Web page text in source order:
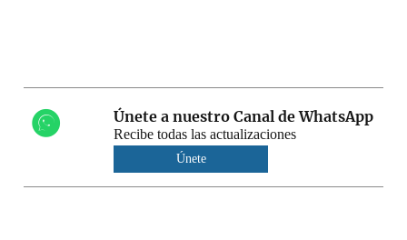
Únete a nuestro Canal de WhatsApp
Recibe todas las actualizaciones
Únete